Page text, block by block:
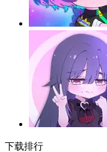
下载排行